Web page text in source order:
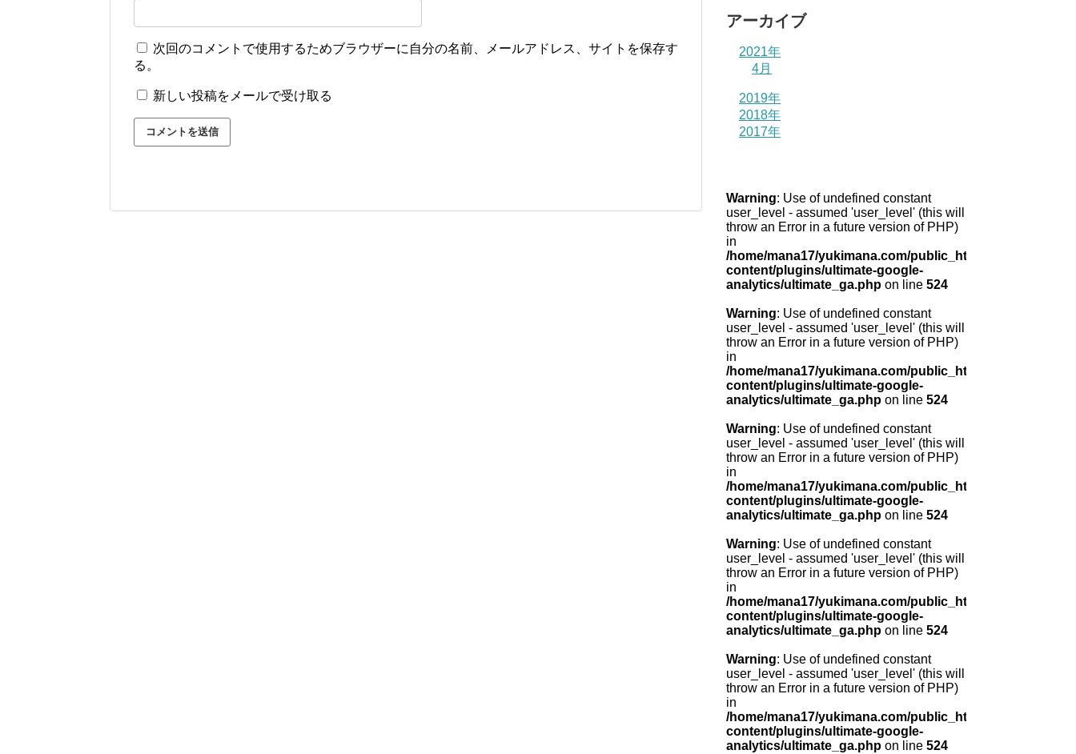
次回のコメントで使用するためブラウザーに自分の名前、メールアドレス、サイトを保存す
る。
新しい投稿をメールで受け取る
アーカイブ
2021年
4月
2019年
2018年
2017年
Warning: Use of undefined constant
user_level - assumed 'user_level' (this will
throw an Error in a future version of PHP)
in
/home/mana17/yukimana.com/public_html/wp-
content/plugins/ultimate-google-
analytics/ultimate_ga.php on line 524
Warning: Use of undefined constant
user_level - assumed 'user_level' (this will
throw an Error in a future version of PHP)
in
/home/mana17/yukimana.com/public_html/wp-
content/plugins/ultimate-google-
analytics/ultimate_ga.php on line 524
Warning: Use of undefined constant
user_level - assumed 'user_level' (this will
throw an Error in a future version of PHP)
in
/home/mana17/yukimana.com/public_html/wp-
content/plugins/ultimate-google-
analytics/ultimate_ga.php on line 524
Warning: Use of undefined constant
user_level - assumed 'user_level' (this will
throw an Error in a future version of PHP)
in
/home/mana17/yukimana.com/public_html/wp-
content/plugins/ultimate-google-
analytics/ultimate_ga.php on line 524
Warning: Use of undefined constant
user_level - assumed 'user_level' (this will
throw an Error in a future version of PHP)
in
/home/mana17/yukimana.com/public_html/wp-
content/plugins/ultimate-google-
analytics/ultimate_ga.php on line 524